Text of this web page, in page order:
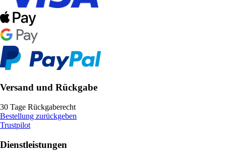
Versand und Rückgabe
30 Tage Rückgaberecht
Bestellung zurückgeben
Trustpilot
Dienstleistungen